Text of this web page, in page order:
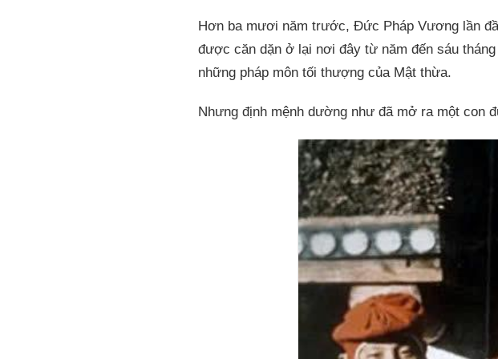
Hơn ba mươi năm trước, Đức Pháp Vương lần
được căn dặn ở lại nơi đây từ năm đến sáu
những pháp môn tối thượng của Mật thừa.
Nhưng định mệnh dường như đã mở ra một con